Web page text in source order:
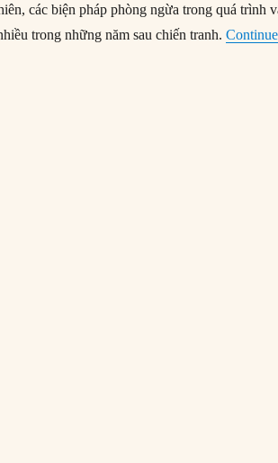
các biện pháp phòng ngừa trong quá trình
trong những năm sau chiến tranh.